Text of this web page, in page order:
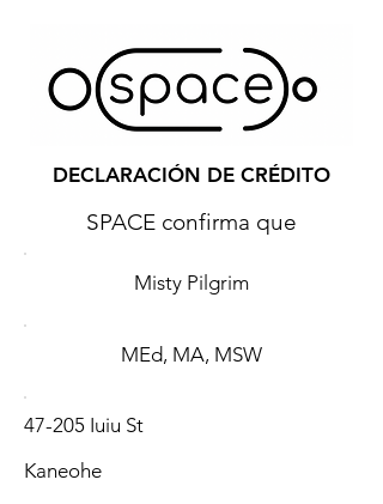
DECLARACIÓN DE CRÉDITO
SPACE confirma que
Misty Pilgrim
MEd, MA, MSW
47-205 Iuiu St
Kaneohe